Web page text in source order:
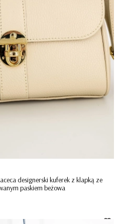
designerski kuferek z klapką ze
paskiem beżowa